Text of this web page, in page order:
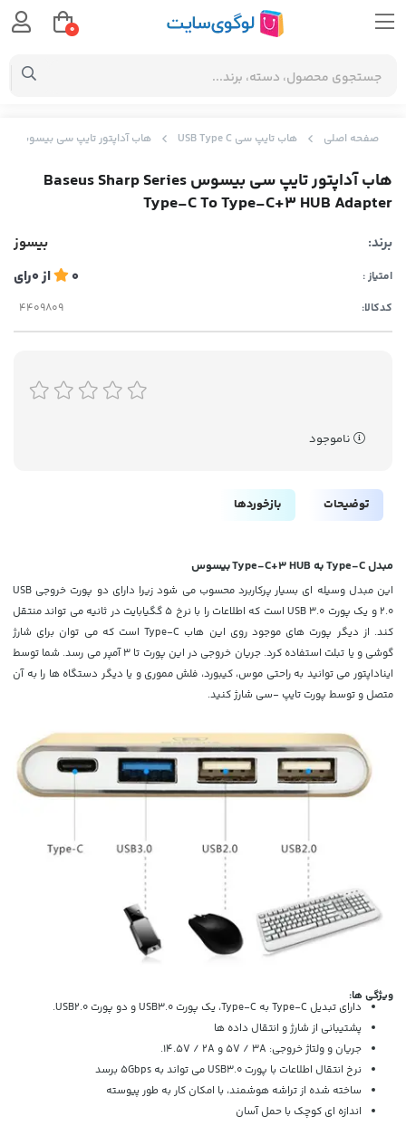
صفحه اصلی هاب تایپ سی USB Type C هاب آداپتور تایپ سی بیسوس Baseus Sharp Series Type-C To Type-C+3 HUB Adapter
هاب آداپتور تایپ سی بیسوس Baseus Sharp Series
Type-C To Type-C+3 HUB Adapter
برند: بیسوز
امتیاز : 0 از0رای
کدکالا:
ناموجود
توضیحات بازخوردها
مبدل Type-C به Type-C+3 HUB بیسوس
این مبدل وسیله ای بسیار پرکاربرد محسوب می شود زیرا دارای دو پورت خروجی USB
2.0 و یک پورت USB 3.0 است که اطلاعات را با نرخ 5 گگیابایت در ثانیه می تواند منتقل
کند. از دیگر پورت های موجود روی این هاب Type-C است که می توان برای شارژ
گوشی و یا تبلت استفاده کرد. جریان خروجی در این پورت تا 3 آمپر می رسد. شما توسط
ایناداپتور می توانید به راحتی موس، کیبورد، فلش مموری و یا دیگر دستگاه ها را به آن
متصل و توسط پورت تایپ -سی شارژ کنید.
ویژگی ها:
دارای تبدیل Type-C به Type-C، یک پورت USB3.0 و دو پورت USB2.0.
پشتیبانی از شارژ و انتقال داده ها
جریان و ولتاژ خروجی: 5V / 3A و 14.5V / 2A.
نرخ انتقال اطلاعات با پورت USB3.0 می تواند به 5Gbps برسد
ساخته شده از تراشه هوشمند، با امکان کار به طور پیوسته
اندازه ای کوچک با حمل آسان
0